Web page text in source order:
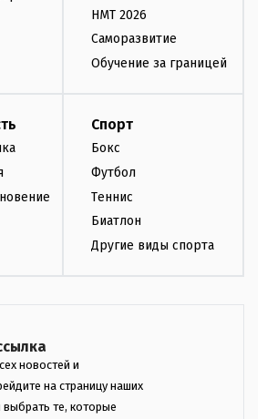
НМТ 2026
Саморазвитие
Обучение за границей
Спорт
Бокс
Футбол
Теннис
Биатлон
Другие виды спорта
новостей и
на страницу наших
те, которые